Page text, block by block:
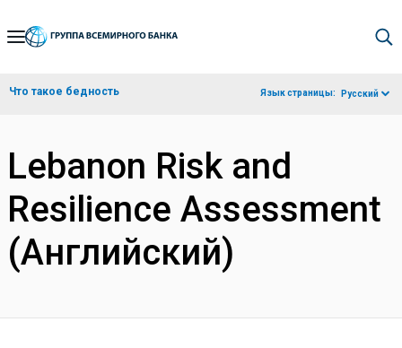
Skip
Navigation
Что такое бедность Язык страницы: Русский
Lebanon Risk and
Resilience Assessment
(Английский)